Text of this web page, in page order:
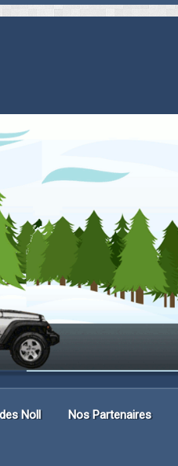
Noll Nos Partenaires